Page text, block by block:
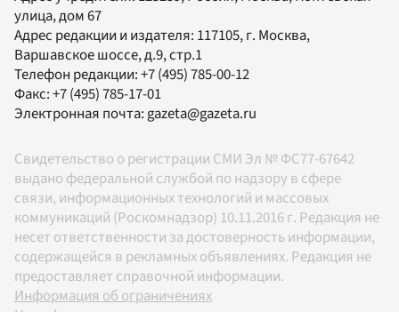
улица, дом 67
Адрес редакции и издателя: 117105, г. Москва,
Варшавское шоссе, д.9, стр.1
Телефон редакции:+7 (495) 785-00-12
Факс:+7 (495) 785-17-01
Электронная почта:gazeta@gazeta.ru
Свидетельство о регистрации СМИ Эл № ФС77-67642
выдано федеральной службой по надзору в сфере
связи, информационных технологий и массовых
коммуникаций (Роскомнадзор) 10.11.2016 г. Редакция не
несет ответственности за достоверность информации,
содержащейся в рекламных объявлениях. Редакция не
предоставляет справочной информации.
Информация об ограничениях